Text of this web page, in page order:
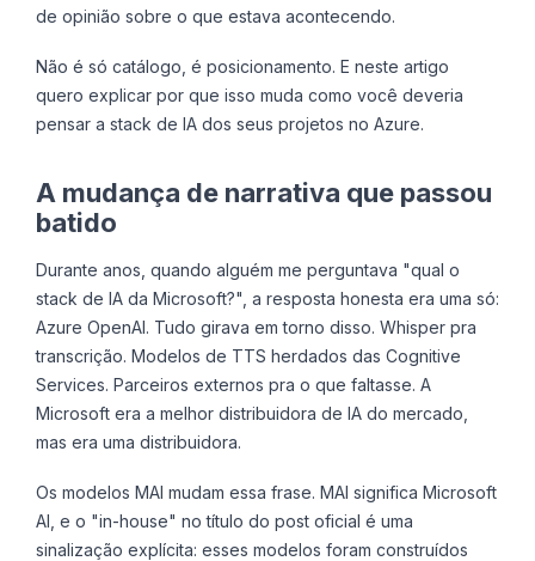
de opinião sobre o que estava acontecendo.
Não é só catálogo, é posicionamento. E neste artigo
quero explicar por que isso muda como você deveria
pensar a stack de IA dos seus projetos no Azure.
A mudança de narrativa que passou
batido
Durante anos, quando alguém me perguntava "qual o
stack de IA da Microsoft?", a resposta honesta era uma só:
Azure OpenAI. Tudo girava em torno disso. Whisper pra
transcrição. Modelos de TTS herdados das Cognitive
Services. Parceiros externos pra o que faltasse. A
Microsoft era a melhor distribuidora de IA do mercado,
mas era uma distribuidora.
Os modelos MAI mudam essa frase. MAI significa Microsoft
AI, e o "in-house" no título do post oficial é uma
sinalização explícita: esses modelos foram construídos